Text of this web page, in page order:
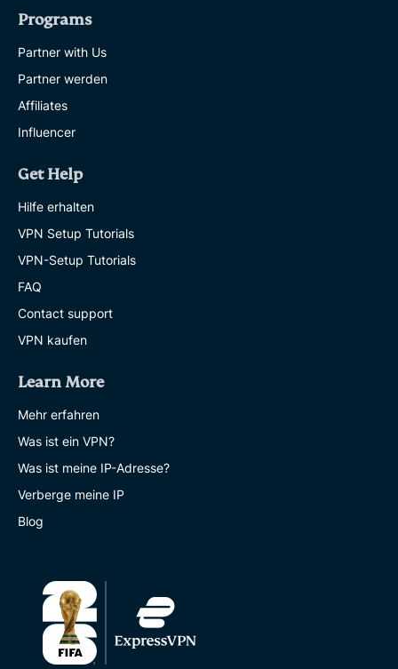
Programs
Partner with Us
Partner werden
Affiliates
Influencer
Get Help
Hilfe erhalten
VPN Setup Tutorials
VPN-Setup Tutorials
FAQ
Contact support
VPN kaufen
Learn More
Mehr erfahren
Was ist ein VPN?
Was ist meine IP-Adresse?
Verberge meine IP
Blog